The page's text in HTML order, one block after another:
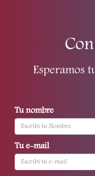
Esperamos
Tu nombre
Tu e-mail